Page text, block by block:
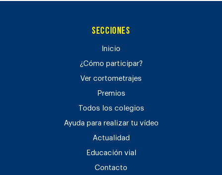
Secciones
Inicio
¿Cómo participar?
Ver cortometrajes
Premios
Todos los colegios
Ayuda para realizar tu vídeo
Actualidad
Educación vial
Contacto